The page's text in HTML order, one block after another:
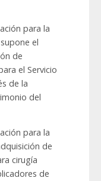
para la
el
de
el Servicio
de la
del
para la
de
cirugía
de